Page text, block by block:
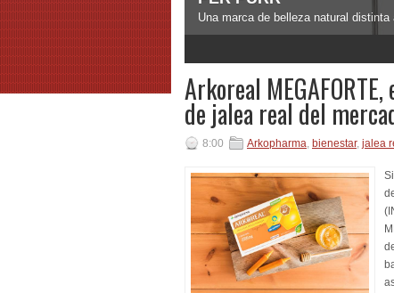
Una marca de belleza natural
3 4 5
Arkoreal
de jalea real del
8:00 Arkopharma, bienestar, jalea